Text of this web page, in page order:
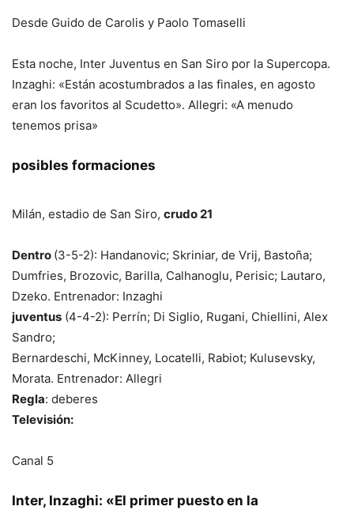
Desde Guido de Carolis y Paolo Tomaselli
Esta noche, Inter Juventus en San Siro por la Supercopa.
Inzaghi: «Están acostumbrados a las finales, en agosto
eran los favoritos al Scudetto». Allegri: «A menudo
tenemos prisa»
posibles formaciones
Milán, estadio de San Siro, crudo 21
Dentro (3-5-2): Handanovic; Skriniar, de Vrij, Bastoña;
Dumfries, Brozovic, Barilla, Calhanoglu, Perisic; Lautaro,
Dzeko. Entrenador: Inzaghi
juventus (4-4-2): Perrín; Di Siglio, Rugani, Chiellini, Alex
Sandro;
Bernardeschi, McKinney, Locatelli, Rabiot; Kulusevsky,
Morata. Entrenador: Allegri
Regla: deberes
Televisión:
Canal 5
Inter, Inzaghi: «El primer puesto en la